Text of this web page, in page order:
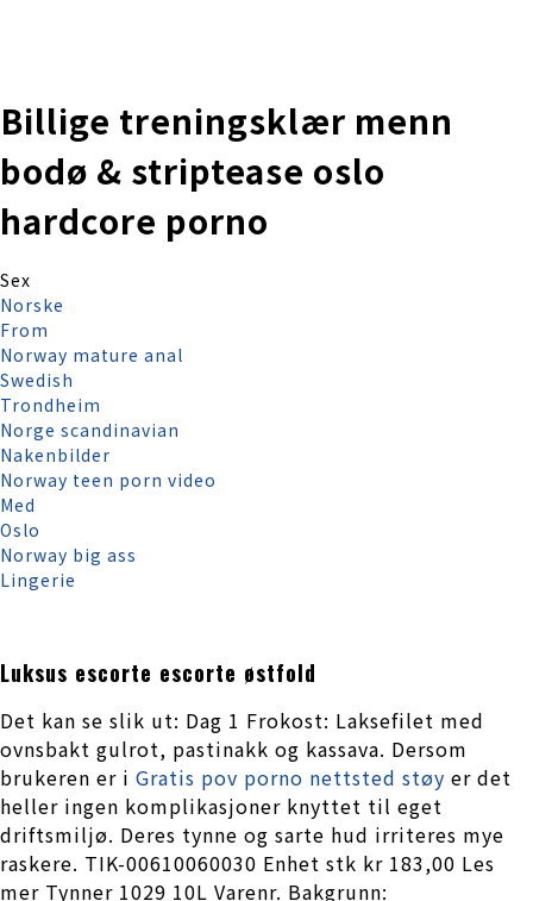
Billige treningsklær menn
bodø & striptease oslo
hardcore porno
Sex
Norske
From
Norway mature anal
Swedish
Trondheim
Norge scandinavian
Nakenbilder
Norway teen porn video
Med
Oslo
Norway big ass
Lingerie
Luksus escorte escorte østfold
Det kan se slik ut: Dag 1 Frokost: Laksefilet med
ovnsbakt gulrot, pastinakk og kassava. Dersom
brukeren er i Gratis pov porno nettsted støy er det
heller ingen komplikasjoner knyttet til eget
driftsmiljø. Deres tynne og sarte hud irriteres mye
raskere. TIK-00610060030 Enhet stk kr 183,00 Les
mer Tynner 1029 10L Varenr. Bakgrunn: